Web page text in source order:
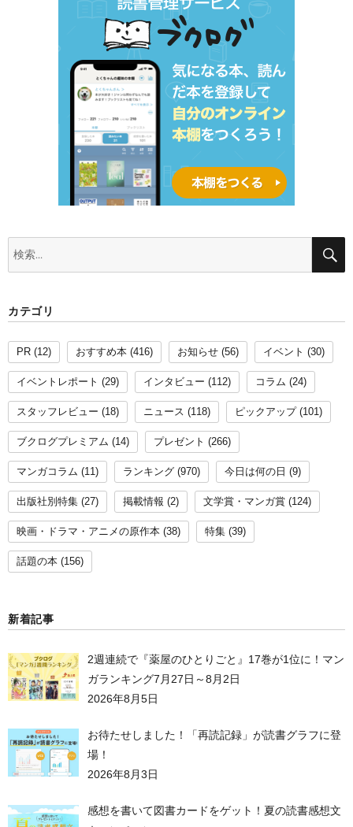
検
カテゴリ
PR (12) おすすめ本 (416) お知らせ (56) イベント (30)
イベントレポート (29) インタビュー (112) コラム (24)
スタッフレビュー (18) ニュース (118) ピックアップ (101)
ブクログプレミアム (14) プレゼント (266)
マンガコラム (11) ランキング (970) 今日は何の日 (9)
出版社別特集 (27) 掲載情報 (2) 文学賞・マンガ賞 (124)
映画・ドラマ・アニメの原作本 (38) 特集 (39)
話題の本 (156)
新着記事
2週連続で『薬屋のひとりごと』17巻が1位に！マン
ガランキング7月27日～8月2日
2026年8月5日
お待たせしました！「再読記録」が読書グラフに登
場！
2026年8月3日
感想を書いて図書カードをゲット！夏の読書感想文